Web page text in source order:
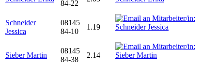
84-22
Schneider
Jessica
08145
84-10
1.19
Sieber Martin
08145
84-38
2.14